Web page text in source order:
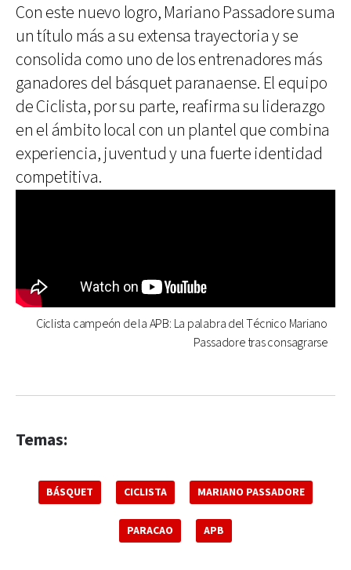
Con este nuevo logro, Mariano Passadore suma
un título más a su extensa trayectoria y se
consolida como uno de los entrenadores más
ganadores del básquet paranaense. El equipo
de Ciclista, por su parte, reafirma su liderazgo
en el ámbito local con un plantel que combina
experiencia, juventud y una fuerte identidad
competitiva.
Ciclista campeón de la APB: La palabra del Técnico Mariano
Passadore tras consagrarse
Temas:
BÁSQUET CICLISTA MARIANO PASSADORE
PARACAO APB